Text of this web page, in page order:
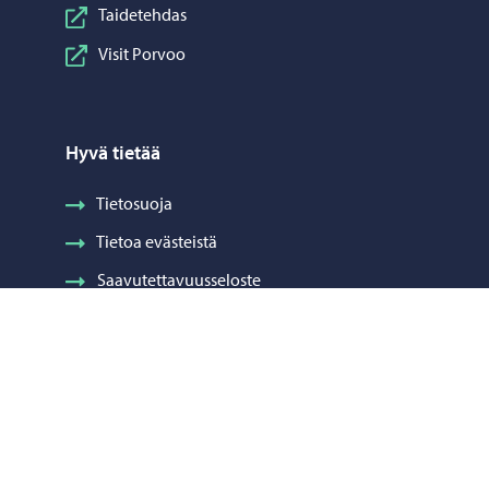
Taidetehdas
Visit Porvoo
Hyvä tietää
Tietosuoja
Tietoa evästeistä
Saavutettavuusseloste